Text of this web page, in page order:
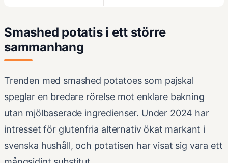
Smashed potatis i ett större
sammanhang
Trenden med smashed potatoes som pajskal
speglar en bredare rörelse mot enklare bakning
utan mjölbaserade ingredienser. Under 2024 har
intresset för glutenfria alternativ ökat markant i
svenska hushåll, och potatisen har visat sig vara ett